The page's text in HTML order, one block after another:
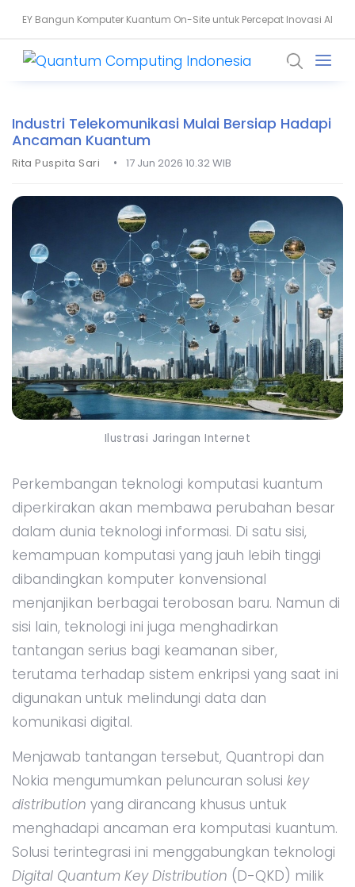
EY Bangun Komputer Kuantum On-Site untuk Percepat Inovasi AI
Apa Itu Interferensi Kuantum? Dasar Revolusi Komputasi Kuantum
Industri Telekomunikasi Mulai Bersiap Hadapi
Ancaman Kuantum
Rita Puspita Sari • 17 Jun 2026 10.32 WIB
Ilustrasi Jaringan Internet
Perkembangan teknologi komputasi kuantum
diperkirakan akan membawa perubahan besar
dalam dunia teknologi informasi. Di satu sisi,
kemampuan komputasi yang jauh lebih tinggi
dibandingkan komputer konvensional
menjanjikan berbagai terobosan baru. Namun di
sisi lain, teknologi ini juga menghadirkan
tantangan serius bagi keamanan siber,
terutama terhadap sistem enkripsi yang saat ini
digunakan untuk melindungi data dan
komunikasi digital.
Menjawab tantangan tersebut, Quantropi dan
Nokia mengumumkan peluncuran solusi key
distribution yang dirancang khusus untuk
menghadapi ancaman era komputasi kuantum.
Solusi terintegrasi ini menggabungkan teknologi
Digital Quantum Key Distribution (D-QKD) milik